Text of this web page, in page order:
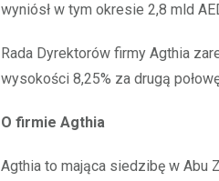
wyniósł w tym okresie 2,8 mld
Rada Dyrektorów firmy Agthia
wysokości 8,25% za drugą
O firmie Agthia
Agthia to mająca siedzibę w Abu